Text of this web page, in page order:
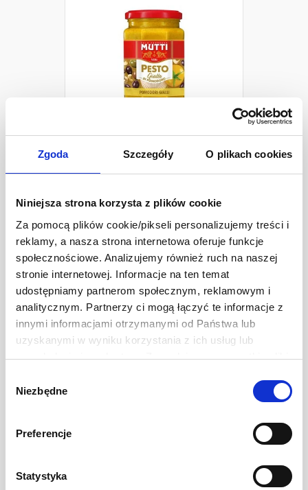
Zgoda Szczegóły O plikach cookies
Niniejsza strona korzysta z plików cookie
Za pomocą plików cookie/pikseli personalizujemy treści i
reklamy, a nasza strona internetowa oferuje funkcje
społecznościowe. Analizujemy również ruch na naszej
stronie internetowej. Informacje na ten temat
udostępniamy partnerom społecznym, reklamowym i
analitycznym. Partnerzy ci mogą łączyć te informacje z
innymi informacjami otrzymanymi od Państwa lub
uzyskanymi w wyniku korzystania z ich usług lub
przeglądania innych stron. Zezwalając na wszystkie pliki
umożliwia ustawienie swoich preferencji tylko na naszej
stronie. Administratorem danych osobowych jest Develey
Batalionu Platerówek 3, 03-308 Warszawa. Więcej
znajduje się w Polityce Prywatności.
zgody
Niezbędne
Preferencje
Statystyka
Mutti Pesto Giallo z żółtych
13,99 zł Ilość